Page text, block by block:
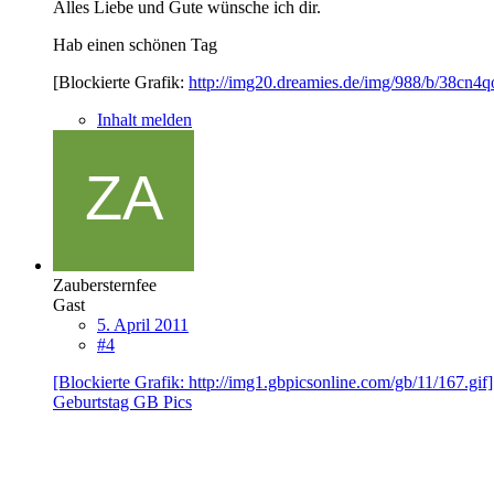
Alles Liebe und Gute wünsche ich dir.
Hab einen schönen Tag
[Blockierte Grafik: http://img20.dreamies.de/img/988/b/
Inhalt melden
Zaubersternfee
Gast
5. April 2011
#4
[Blockierte Grafik: http://img1.gbpicsonline.com/gb/11/167.gif]
Geburtstag GB Pics